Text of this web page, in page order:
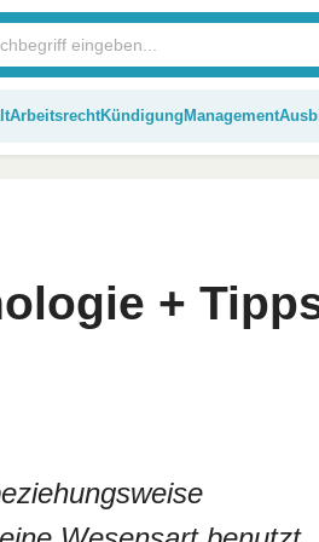
ArbeitsrechtKündigung Management
+